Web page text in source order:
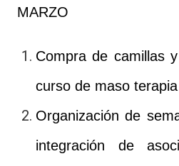
MARZO
Compra de camillas
curso de maso
Organización de
integración de